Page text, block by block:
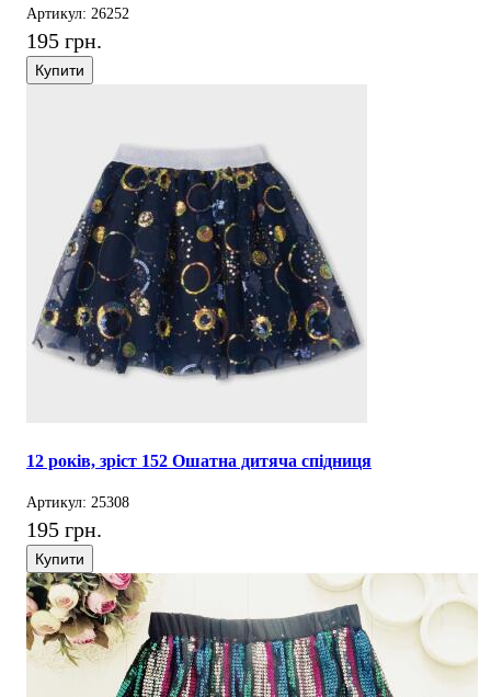
Артикул: 26252
195 грн.
Купити
12 років, зріст 152 Ошатна дитяча спідниця
Артикул: 25308
195 грн.
Купити